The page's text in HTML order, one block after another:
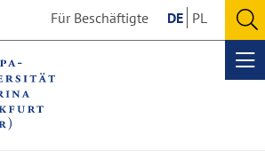
Für Beschäftigte DE PL